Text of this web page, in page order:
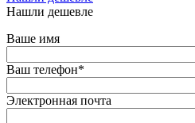
Нашли дешевле
Ваше имя
Ваш телефон*
Электронная почта